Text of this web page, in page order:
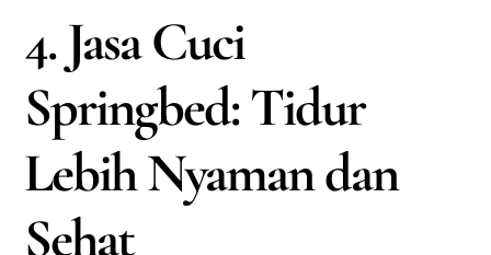
4. Jasa Cuci
Springbed: Tidur
Lebih Nyaman dan
Sehat